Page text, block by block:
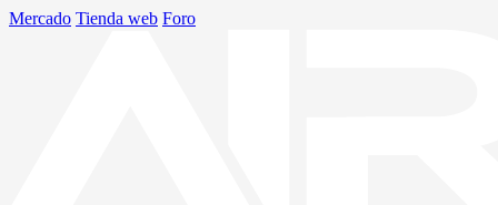
Mercado Tienda web Foro